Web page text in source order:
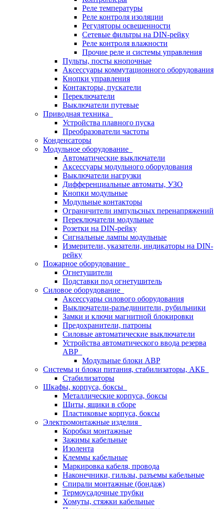
Реле температуры
Реле контроля изоляции
Регуляторы освещенности
Сетевые фильтры на DIN-рейку
Реле контроля влажности
Прочие реле и системы управления
Пульты, посты кнопочные
Аксессуары коммутационного оборудования
Кнопки управления
Контакторы, пускатели
Переключатели
Выключатели путевые
Приводная техника
Устройства плавного пуска
Преобразователи частоты
Конденсаторы
Модульное оборудование
Автоматические выключатели
Аксессуары модульного оборудования
Выключатели нагрузки
Дифференциальные автоматы, УЗО
Кнопки модульные
Модульные контакторы
Ограничители импульсных перенапряжений
Переключатели модульные
Розетки на DIN-рейку
Сигнальные лампы модульные
Измерители, указатели, индикаторы на DIN-
рейку
Пожарное оборудование
Огнетушители
Подставки под огнетушитель
Силовое оборудование
Аксессуары силового оборудования
Выключатели-разъединители, рубильники
Замки и ключи магнитной блокировки
Предохранители, патроны
Силовые автоматические выключатели
Устройства автоматического ввода резерва
АВР
Модульные блоки АВР
Системы и блоки питания, стабилизаторы, АКБ
Стабилизаторы
Шкафы, корпуса, боксы
Металлические корпуса, боксы
Щиты, ящики в сборе
Пластиковые корпуса, боксы
Электромонтажные изделия
Коробки монтажные
Зажимы кабельные
Изолента
Клеммы кабельные
Маркировка кабеля, провода
Наконечники, гильзы, разъемы кабельные
Спирали монтажные (бондаж)
Термоусадочные трубки
Хомуты, стяжки кабельные